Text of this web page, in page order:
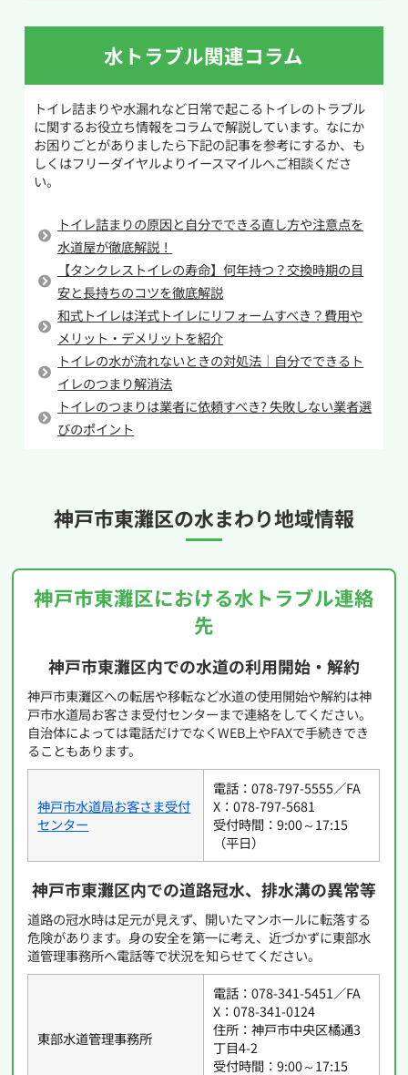
に付いているブラシヘッドを便器内の排水口にゆ
っくり差し込みます。詰まりに当たった感触があ
りの原因をほぐしていきます。もしトイレットペ
ーパーが原因であれば、削りながら奥へ押し流
すことで解消できる場合があります。
作業しても改善しない場合や奥で詰まっている場
すすめします。
注意が必要です。
次に確認したいのが、給水管や止水栓まわりで
す。ナットの緩みやパッキンの劣化により、水が
伝って床に落ちているケースも少なくありませ
ん。タンクの横や後ろに水滴が付いていないか、
触って湿っていないかを確認してみましょう。ま
た、タンク内部の部品不良によって水があふれ、
意外と多いのが、結露による床濡れです。特に夏
場や湿度の高い時期は、便器やタンクの表面に
結露が発生し、その水が床に垂れて濡れているよ
うに見えることがあります。この場合は、水漏れ
ではないため換気や断熱対策で改善することが
あります。
一時的な濡れであれば様子を見ることもできます
が、何度も同じ場所が濡れる、範囲が広がってい
です。
水トラブル関連コラム
トイレ詰まりや水漏れなど日常で起こるトイレのトラブル
に関するお役立ち情報をコラムで解説しています。なにか
お困りごとがありましたら下記の記事を参考にするか、も
しくはフリーダイヤルよりイースマイルへご相談くださ
い。
トイレ詰まりの原因と自分でできる直し方や注意点を
水道屋が徹底解説！
【タンクレストイレの寿命】何年持つ？交換時期の目
安と長持ちのコツを徹底解説
和式トイレは洋式トイレにリフォームすべき？費用や
メリット・デメリットを紹介
トイレの水が流れないときの対処法｜自分でできるト
イレのつまり解消法
トイレのつまりは業者に依頼すべき? 失敗しない業者選
びのポイント
神戸市東灘区の水まわり地域情報
神戸市東灘区における水トラブル連絡
先
神戸市東灘区内での水道の利用開始・解約
神戸市東灘区への転居や移転など水道の使用開始や解約は神
戸市水道局お客さま受付センターまで連絡をしてください。
自治体によっては電話だけでなくWEB上やFAXで手続きでき
ることもあります。
神戸市水道局お客さま受付
センター
電話：078-797-5555／FA
X：078-797-5681
受付時間：9:00～17:15
（平日）
神戸市東灘区内での道路冠水、排水溝の異常等
道路の冠水時は足元が見えず、開いたマンホールに転落する
危険があります。身の安全を第一に考え、近づかずに東部水
道管理事務所へ電話等で状況を知らせてください。
東部水道管理事務所
電話：078-341-5451／FA
X：078-341-0124
住所：神戸市中央区橘通3
丁目4-2
受付時間：9:00～17:15